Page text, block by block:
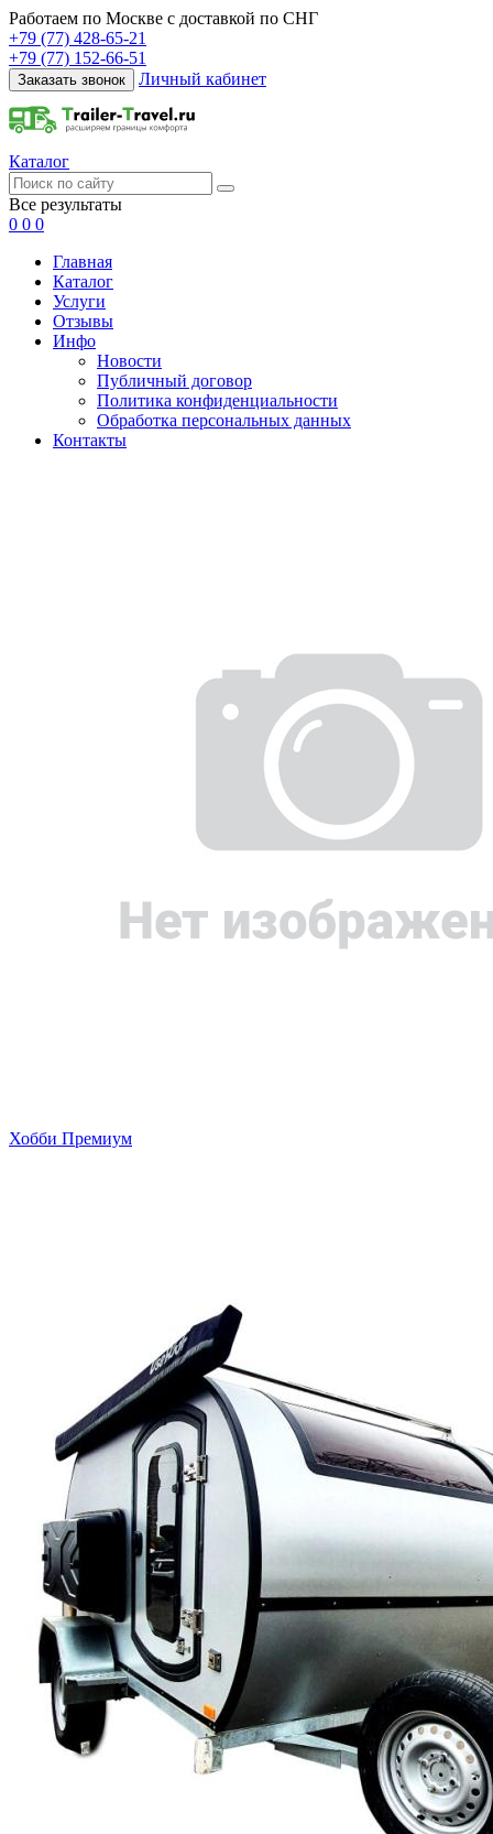
Работаем по Москве с доставкой по СНГ
+79 (77) 428-65-21
+79 (77) 152-66-51
Заказать звонок Личный кабинет
Каталог
Все результаты
0 0 0
Главная
Каталог
Услуги
Отзывы
Инфо
Новости
Публичный договор
Политика конфиденциальности
Обработка персональных данных
Контакты
Хобби Премиум